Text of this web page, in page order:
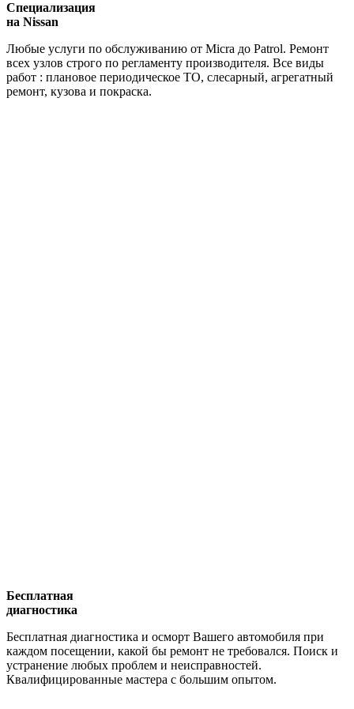
Специализация
на Nissan
Любые услуги по обслуживанию от Micra до Patrol. Ремонт
всех узлов строго по регламенту производителя. Все виды
работ : плановое периодическое ТО, слесарный, агрегатный
ремонт, кузова и покраска.
Бесплатная
диагностика
Бесплатная диагностика и осморт Вашего автомобиля при
каждом посещении, какой бы ремонт не требовался. Поиск и
устранение любых проблем и неисправностей.
Квалифицированные мастера с большим опытом.